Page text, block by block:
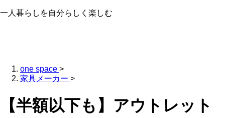
一人暮らしを自分らしく楽しむ
one space >
家具メーカー >
【半額以下も】アウトレット